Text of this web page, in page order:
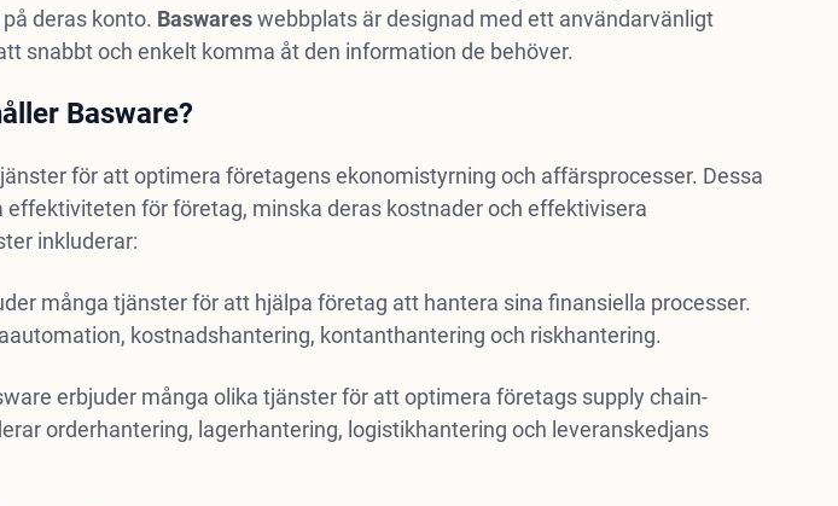
deras konto. Baswareswebbplats är designad med ett användarvänligt
snabbt och enkelt komma åt den information de behöver.
Basware?
för att optimera företagens ekonomistyrning och affärsprocesser. Dessa
för företag, minska deras kostnader och effektivisera
inkluderar:
många tjänster för att hjälpa företag att hantera sina finansiella processer.
kostnadshantering, kontanthantering och riskhantering.
erbjuder många olika tjänster för att optimera företags supply chain-
orderhantering, lagerhantering, logistikhantering och leveranskedjans